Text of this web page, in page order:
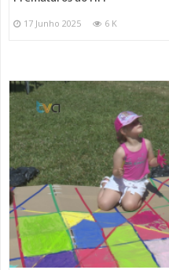
17 Junho 2025 6 K